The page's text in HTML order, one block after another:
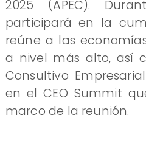
2025 (APEC).
participará en la
reúne a las
a nivel más alto, así
Consultivo
en el CEO Summit
marco de la reunión.